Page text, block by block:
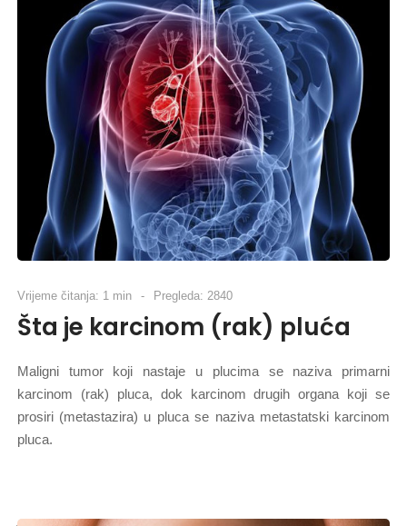
Vrijeme čitanja: 1 min Pregleda: 2840
Šta je karcinom (rak) pluća
Maligni tumor koji nastaje u plucima se naziva primarni
karcinom (rak) pluca, dok karcinom drugih organa koji se
prosiri (metastazira) u pluca se naziva metastatski karcinom
pluca.